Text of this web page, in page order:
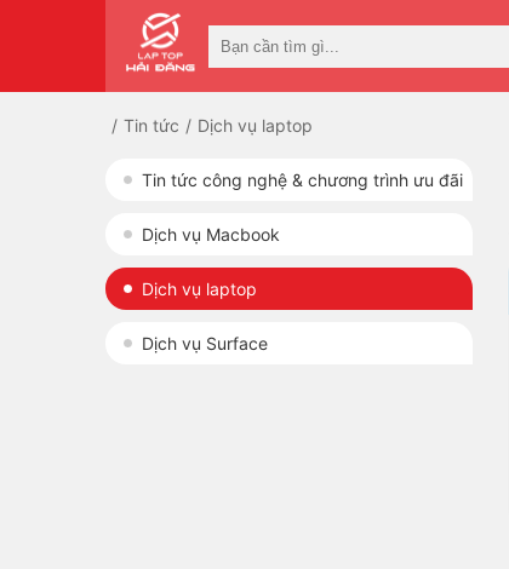
Tin tức Dịch vụ laptop
Tin tức công nghệ & chương trình ưu đãi
Dịch vụ Macbook
Dịch vụ laptop
Dịch vụ Surface